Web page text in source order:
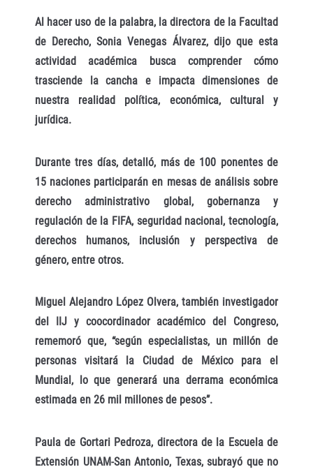
Al hacer uso de la palabra, la directora de la Facultad
de Derecho, Sonia Venegas Álvarez, dijo que esta
actividad académica busca comprender cómo
trasciende la cancha e impacta dimensiones de
nuestra realidad política, económica, cultural y
jurídica.
Durante tres días, detalló, más de 100 ponentes de
15 naciones participarán en mesas de análisis sobre
derecho administrativo global, gobernanza y
regulación de la FIFA, seguridad nacional, tecnología,
derechos humanos, inclusión y perspectiva de
género, entre otros.
Miguel Alejandro López Olvera, también investigador
del IIJ y coocordinador académico del Congreso,
rememoró que, “según especialistas, un millón de
personas visitará la Ciudad de México para el
Mundial, lo que generará una derrama económica
estimada en 26 mil millones de pesos”.
Paula de Gortari Pedroza, directora de la Escuela de
Extensión UNAM-San Antonio, Texas, subrayó que no